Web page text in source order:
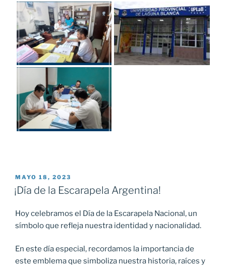
PUBLICADO
EL
MAYO 18, 2023
¡Día de la Escarapela Argentina!
Hoy celebramos el Día de la Escarapela Nacional, un
símbolo que refleja nuestra identidad y nacionalidad.
En este día especial, recordamos la importancia de
este emblema que simboliza nuestra historia, raíces y